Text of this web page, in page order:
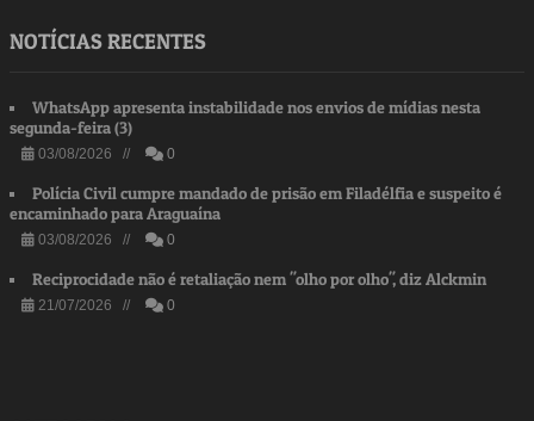
NOTÍCIAS RECENTES
WhatsApp apresenta instabilidade nos envios de mídias nesta
segunda-feira (3)
03/08/2026 // 0
Polícia Civil cumpre mandado de prisão em Filadélfia e suspeito é
encaminhado para Araguaína
03/08/2026 // 0
Reciprocidade não é retaliação nem "olho por olho", diz Alckmin
21/07/2026 // 0